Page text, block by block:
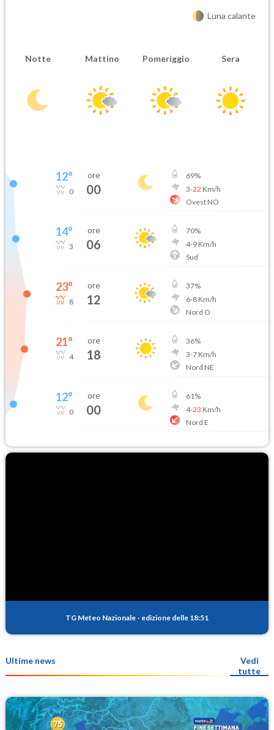
Luna calante
Notte Mattino Pomeriggio Sera
12°
0
ore
00
69%
3-22 Km/h
Ovest NO
14°
3
ore
06
70%
4-9Km/h
Sud
23°
8
ore
12
37%
6-8Km/h
Nord O
21°
4
ore
18
36%
3-7Km/h
Nord NE
12°
0
ore
00
61%
4-23 Km/h
Nord E
TG Meteo Nazionale - edizione delle 18:51
Ultime news
Vedi
tutte